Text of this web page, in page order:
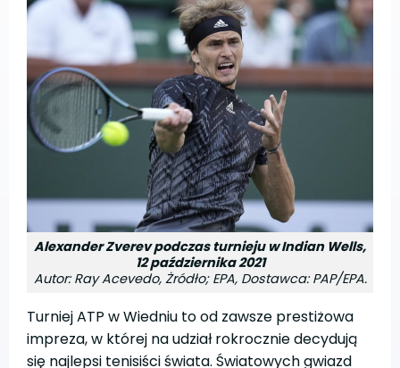
Alexander Zverev podczas turnieju w Indian Wells,
12 października 2021
Autor: Ray Acevedo, Żródło; EPA, Dostawca: PAP/EPA.
Turniej ATP w Wiedniu to od zawsze prestiżowa
impreza, w której na udział rokrocznie decydują
się najlepsi tenisiści świata. Światowych gwiazd